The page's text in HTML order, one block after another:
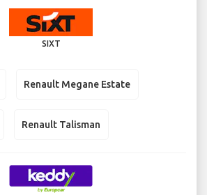
SIXT
Renault Megane Estate
Renault Talisman